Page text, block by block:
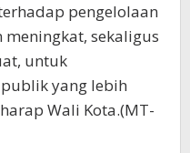
pengelolaan
meningkat, sekaligus
untuk
yang lebih
Wali Kota.(MT-